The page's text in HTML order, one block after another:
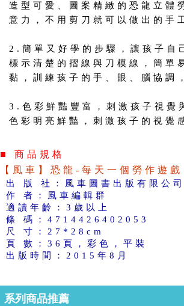
造型可愛、圖案精緻的恐龍立體
意力，不用剪刀就可以做出的手
2.簡單又好學的步驟，讓孩子自
標示清楚的摺線與刀模線，簡單
黏，訓練孩子的手、眼、腦協調
3.色彩鮮豔豐富，刺激孩子視覺
色彩明亮鮮豔，刺激孩子的視覺
■ 商品規格
【風車】恐龍-每天一個勞作遊戲
出 版 社：風車圖書出版有限公
作 者：風車編輯群
適讀年齡：3歲以上
條 碼：4714426402053
尺 寸：27*28cm
頁 數：36頁，彩色，平裝
出版時間：2015年8月
系列商品推薦